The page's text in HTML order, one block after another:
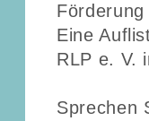
Förderung
Eine
RLP e. V.
Sprechen